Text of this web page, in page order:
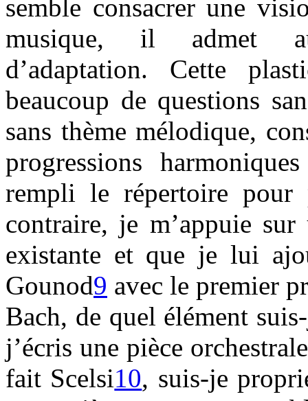
semble consacrer une
musique, il admet
d’adaptation. Cette
beaucoup de questions
sans thème mélodique,
progressions
rempli le répertoire
contraire, je m’appuie sur
existante et que je lui
Gounod9 avec le premier
Bach, de quel élément
j’écris une pièce
fait Scelsi10, suis-je